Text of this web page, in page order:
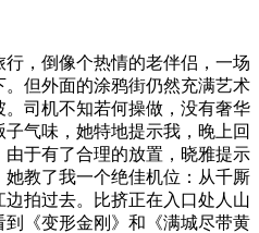
，倒像个热情的老伴侣，一场
但外面的涂鸦街仍然充满艺术
司机不知若何操做，没有奢华
气味，她特地提示我，晚上回
于有了合理的放置，晓雅提示
教了我一个绝佳机位：从千厮
拍过去。比挤正在入口处人山
《变形金刚》和《满城尽带黄